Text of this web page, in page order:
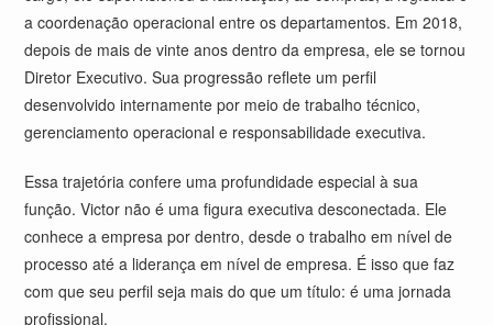
a coordenação operacional entre os departamentos. Em 2018,
depois de mais de vinte anos dentro da empresa, ele se tornou
Diretor Executivo. Sua progressão reflete um perfil
desenvolvido internamente por meio de trabalho técnico,
gerenciamento operacional e responsabilidade executiva.
Essa trajetória confere uma profundidade especial à sua
função. Victor não é uma figura executiva desconectada. Ele
conhece a empresa por dentro, desde o trabalho em nível de
processo até a liderança em nível de empresa. É isso que faz
com que seu perfil seja mais do que um título: é uma jornada
profissional.